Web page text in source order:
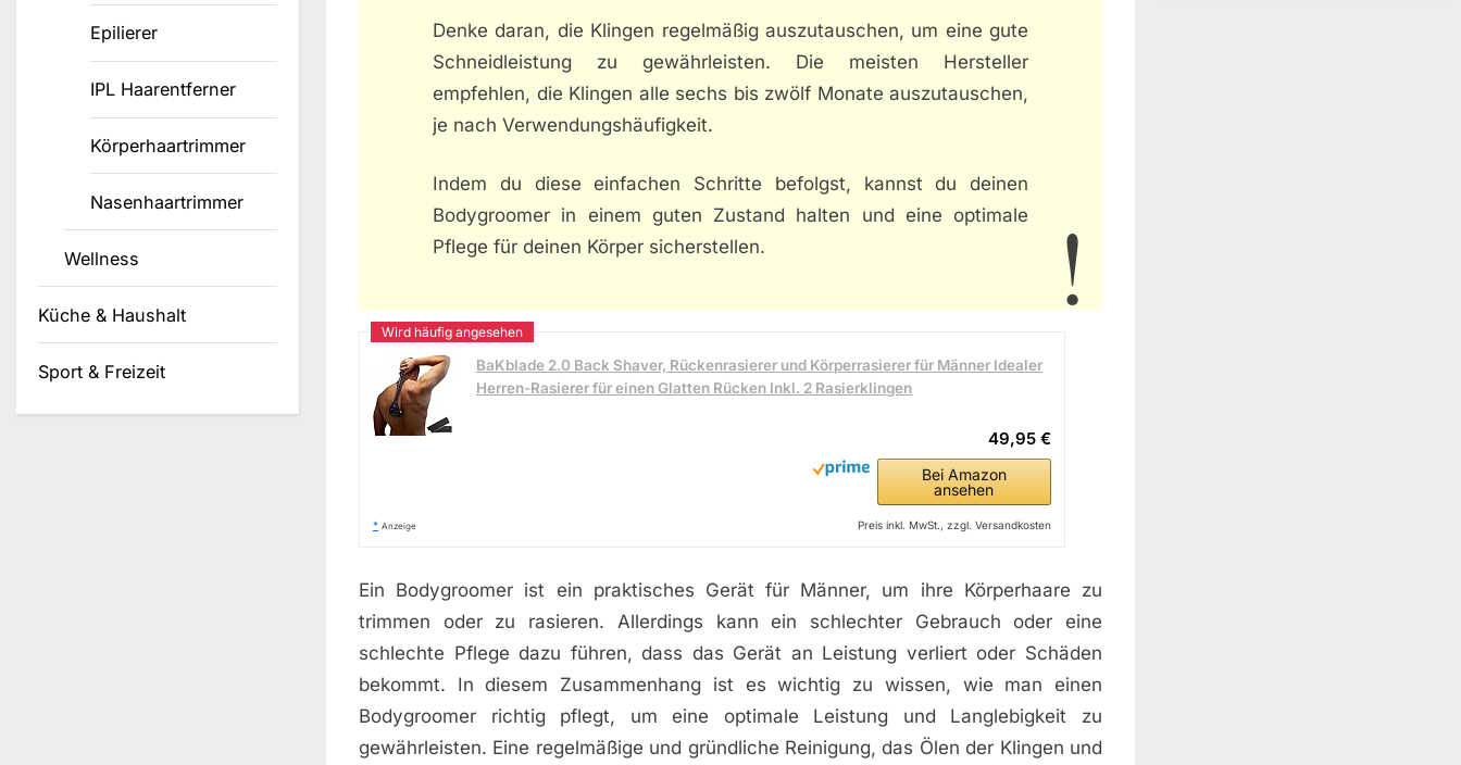
Denke daran, die Klingen regelmäßig auszutauschen, um eine gute
Schneidleistung zu gewährleisten. Die meisten Hersteller
empfehlen, die Klingen alle sechs bis zwölf Monate auszutauschen,
je nach Verwendungshäufigkeit.
Indem du diese einfachen Schritte befolgst, kannst du deinen
Bodygroomer in einem guten Zustand halten und eine optimale
Pflege für deinen Körper sicherstellen.
BaKblade 2.0 Back Shaver, Rückenrasierer und Körperrasierer für Männer Idealer
Herren-Rasierer für einen Glatten Rücken Inkl. 2 Rasierklingen
49,95 €
Bei Amazon
ansehen
* Anzeige Preis inkl. MwSt., zzgl. Versandkosten
Ein Bodygroomer ist ein praktisches Gerät für Männer, um ihre Körperhaare zu
trimmen oder zu rasieren. Allerdings kann ein schlechter Gebrauch oder eine
schlechte Pflege dazu führen, dass das Gerät an Leistung verliert oder Schäden
bekommt. In diesem Zusammenhang ist es wichtig zu wissen, wie man einen
Bodygroomer richtig pflegt, um eine optimale Leistung und Langlebigkeit zu
gewährleisten. Eine regelmäßige und gründliche Reinigung, das Ölen der Klingen und
Epilierer
IPL Haarentferner
Körperhaartrimmer
Nasenhaartrimmer
Wellness
Küche & Haushalt
Sport & Freizeit